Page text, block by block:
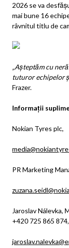
2026 se va
mai bune 16
râvnitul titlu de
„Așteptăm cu
tuturor echipelor
Frazer.
Informații
Nokian Tyres plc,
PR Marketing
Jaroslav Nálevka,
+420 725 865 874,